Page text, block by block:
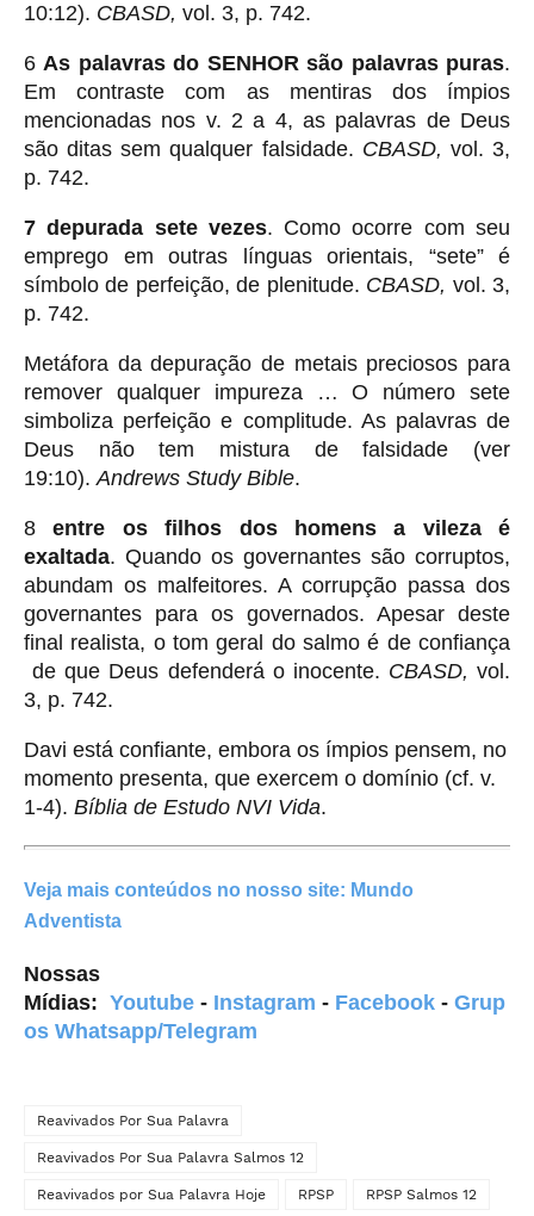
10:12). CBASD, vol. 3, p. 742.
6As palavras do SENHOR são palavras puras.
Em contraste com as mentiras dos ímpios
mencionadas nos v. 2 a 4, as palavras de Deus
são ditas sem qualquer falsidade. CBASD, vol. 3,
p. 742.
7 depurada sete vezes. Como ocorre com seu
emprego em outras línguas orientais, “sete” é
símbolo de perfeição, de plenitude. CBASD, vol. 3,
p. 742.
Metáfora da depuração de metais preciosos para
remover qualquer impureza … O número sete
simboliza perfeição e complitude. As palavras de
Deus não tem mistura de falsidade (ver
19:10).Andrews Study Bible.
8entre os filhos dos homens a vileza é
exaltada. Quando os governantes são corruptos,
abundam os malfeitores. A corrupção passa dos
governantes para os governados. Apesar deste
final realista, o tom geral do salmo é de confiança
de que Deus defenderá o inocente. CBASD, vol.
3, p. 742.
Davi está confiante, embora os ímpios pensem, no
momento presenta, que exercem o domínio (cf. v.
1-4). Bíblia de Estudo NVI Vida.
Veja mais conteúdos no nosso site: Mundo
Adventista
Nossas
Mídias: Youtube - Instagram - Facebook - Grup
os Whatsapp/Telegram
Reavivados Por Sua Palavra
Reavivados Por Sua Palavra Salmos 12
Reavivados por Sua Palavra Hoje RPSP RPSP Salmos 12